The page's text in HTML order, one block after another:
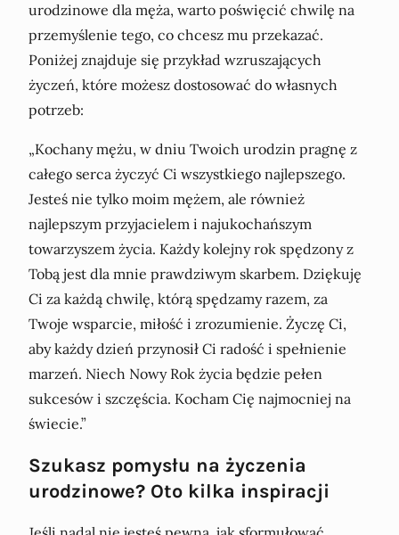
urodzinowe dla męża, warto poświęcić chwilę na
przemyślenie tego, co chcesz mu przekazać.
Poniżej znajduje się przykład wzruszających
życzeń, które możesz dostosować do własnych
potrzeb:
„Kochany mężu, w dniu Twoich urodzin pragnę z
całego serca życzyć Ci wszystkiego najlepszego.
Jesteś nie tylko moim mężem, ale również
najlepszym przyjacielem i najukochańszym
towarzyszem życia. Każdy kolejny rok spędzony z
Tobą jest dla mnie prawdziwym skarbem. Dziękuję
Ci za każdą chwilę, którą spędzamy razem, za
Twoje wsparcie, miłość i zrozumienie. Życzę Ci,
aby każdy dzień przynosił Ci radość i spełnienie
marzeń. Niech Nowy Rok życia będzie pełen
sukcesów i szczęścia. Kocham Cię najmocniej na
świecie.”
Szukasz pomysłu na życzenia
urodzinowe? Oto kilka inspiracji